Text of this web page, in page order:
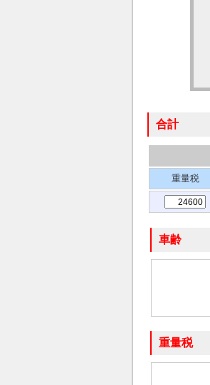
合計
重量税
車齢
重量税